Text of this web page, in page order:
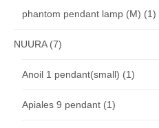
phantom pendant lamp (M) (1)
NUURA(7)
Anoil 1 pendant(small) (1)
Apiales 9 pendant (1)